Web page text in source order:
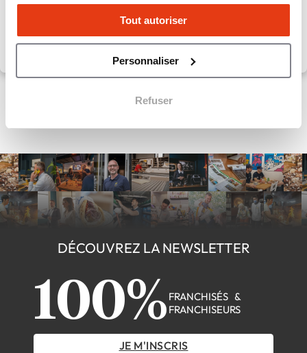
Tout autoriser
Personnaliser
Refuser
DÉCOUVREZ LA NEWSLETTER
100% FRANCHISÉS &
FRANCHISEURS
JE M'INSCRIS